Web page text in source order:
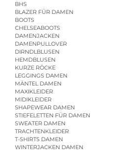
BHS
BLAZER FÜR DAMEN
BOOTS
CHELSEABOOTS
DAMENJACKEN
DAMENPULLOVER
DIRNDLBLUSEN
HEMDBLUSEN
KURZE RÖCKE
LEGGINGS DAMEN
MÄNTEL DAMEN
MAXIKLEIDER
MIDIKLEIDER
SHAPEWEAR DAMEN
STIEFELETTEN FÜR DAMEN
SWEATER DAMEN
TRACHTENKLEIDER
T-SHIRTS DAMEN
WINTERJACKEN DAMEN